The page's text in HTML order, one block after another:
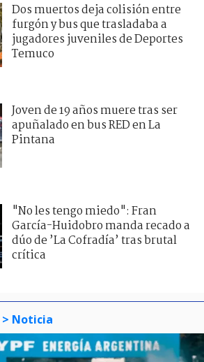
Dos muertos deja colisión entre
furgón y bus que trasladaba a
jugadores juveniles de Deportes
Temuco
Joven de 19 años muere tras ser
apuñalado en bus RED en La
Pintana
"No les tengo miedo": Fran
García-Huidobro manda recado a
dúo de ’La Cofradía’ tras brutal
crítica
> Noticia